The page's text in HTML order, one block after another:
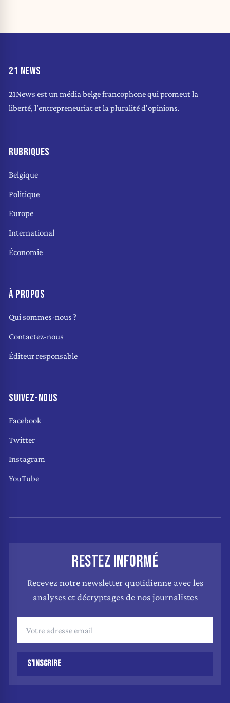
21 NEWS
21News est un média belge francophone qui promeut la
liberté, l'entrepreneuriat et la pluralité d'opinions.
RUBRIQUES
Belgique
Politique
Europe
International
Économie
À PROPOS
Qui sommes-nous ?
Contactez-nous
Éditeur responsable
SUIVEZ-NOUS
Facebook
Twitter
Instagram
YouTube
RESTEZ INFORMÉ
Recevez notre newsletter quotidienne avec les
analyses et décryptages de nos journalistes
S'INSCRIRE